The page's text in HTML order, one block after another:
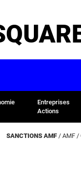
Entreprises
Actions
SANCTIONS AMF / AMF /